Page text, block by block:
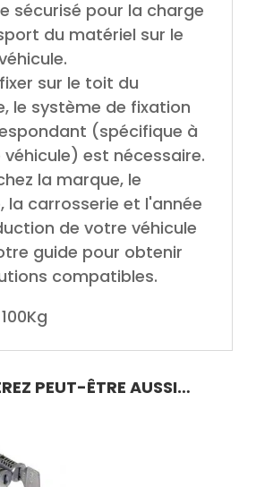
sécurisé pour la charge
du matériel sur le
sur le toit du
le système de fixation
(spécifique à
véhicule) est nécessaire.
la marque, le
la carrosserie et l'année
de votre véhicule
guide pour obtenir
compatibles.
PEUT-ÊTRE AUSSI…